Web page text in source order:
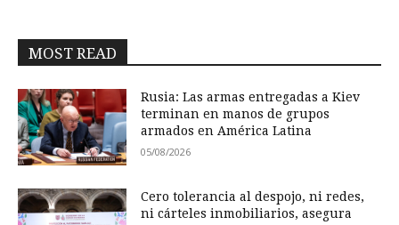
MOST READ
Rusia: Las armas entregadas a Kiev
terminan en manos de grupos
armados en América Latina
05/08/2026
Cero tolerancia al despojo, ni redes,
ni cárteles inmobiliarios, asegura